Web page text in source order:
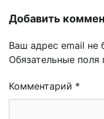
Добавить
Ваш адрес email не
Обязательные поля
Комментарий *